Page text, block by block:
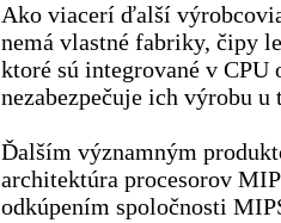
Ako viacerí ďalší
nemá vlastné fabriky, čipy
ktoré sú integrované v CPU
nezabezpečuje ich výrobu u
Ďalším významným
architektúra procesorov
odkúpením spoločnosti